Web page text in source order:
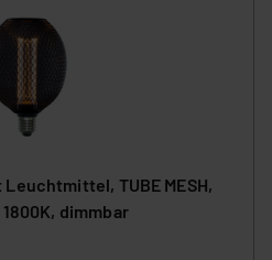
Leuchtmittel, TUBE MESH,
1800K, dimmbar